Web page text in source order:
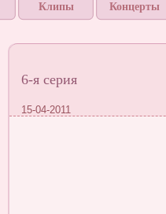
Клипы Концерты
6-я серия
15-04-2011